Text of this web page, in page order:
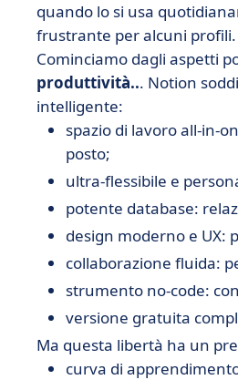
quando lo si usa
frustrante per alcuni profili.
Cominciamo dagli aspetti
produttività... Notion
intelligente:
spazio di lavoro all-in-
posto;
ultra-flessibile e
potente database:
design moderno e UX:
collaborazione fluida:
strumento no-code:
versione gratuita
Ma questa libertà ha un
curva di